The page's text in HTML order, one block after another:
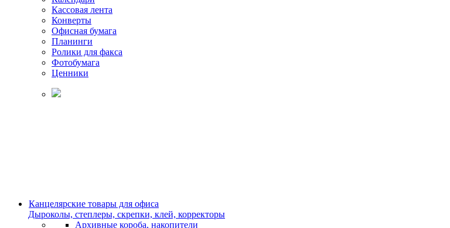
Кассовая лента
Конверты
Офисная бумага
Планинги
Ролики для факса
Фотобумага
Ценники
Канцелярские товары для офиса
Дыроколы, степлеры, скрепки, клей, корректоры
Архивные короба, накопители